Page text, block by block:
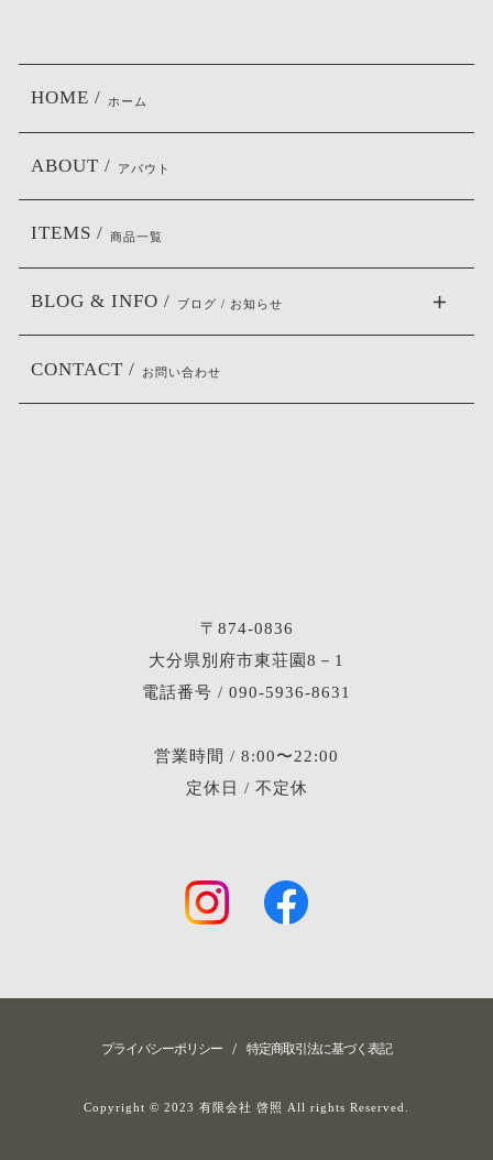
〒874-0836
大分県別府市東荘園8－1
電話番号 / 090-5936-8631
営業時間 / 8:00〜22:00
定休日 / 不定休
HOME / ホーム
ABOUT / アバウト
ITEMS / 商品一覧
BLOG & INFO / ブログ / お知らせ
CONTACT / お問い合わせ
プライバシーポリシー / 特定商取引法に基づく表記
Copyright © 2023 有限会社 啓照 All rights Reserved.